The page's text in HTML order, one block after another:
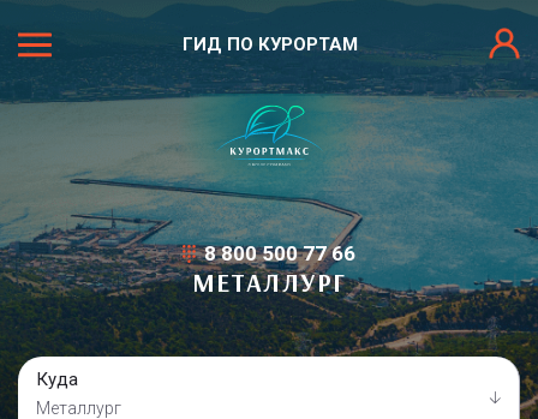
ГИД ПО КУРОРТАМ
8 800 500 77 66
МЕТАЛЛУРГ
Куда
Металлург